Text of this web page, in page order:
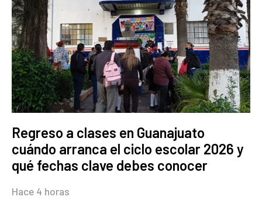
Regreso a clases en Guanajuato
cuándo arranca el ciclo escolar 2026 y
qué fechas clave debes conocer
Hace 4 horas